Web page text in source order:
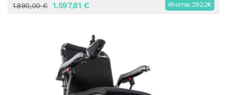
1.890,00 € 1.597,81 € Ahorras 292,2€